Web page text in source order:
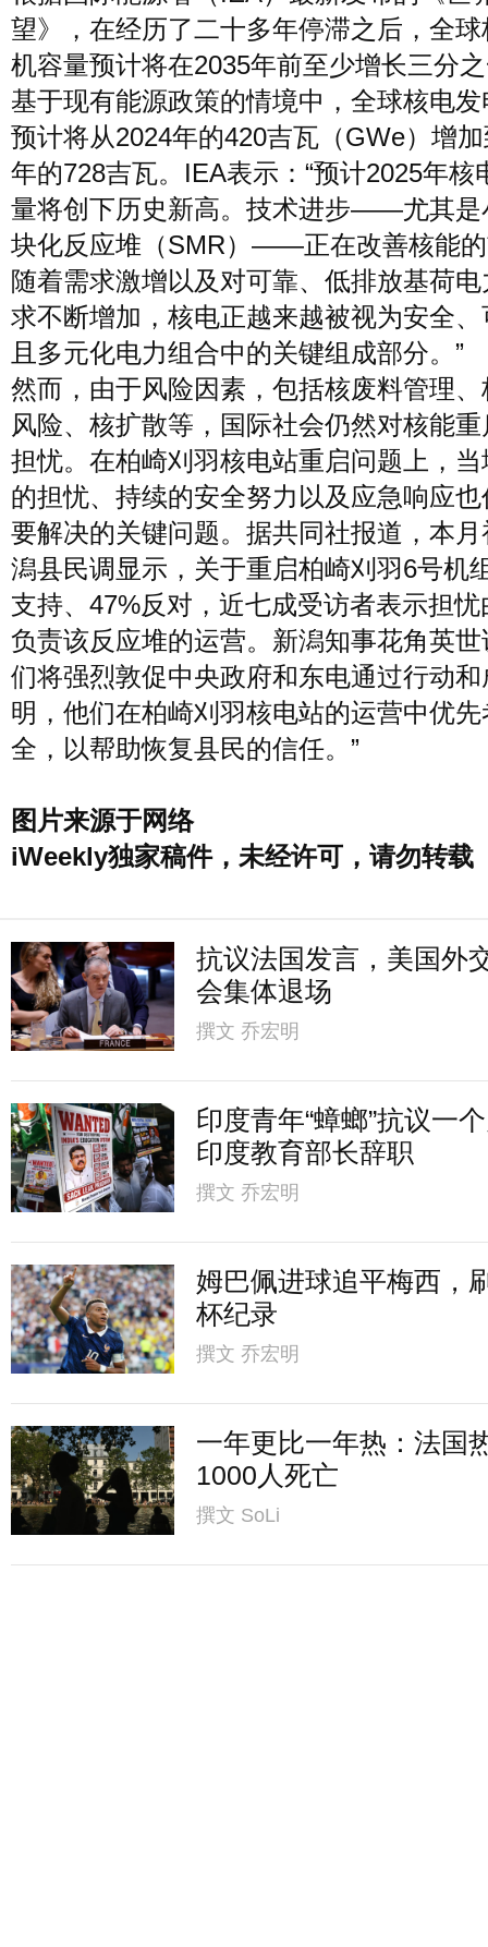
望》，在经历了二十多年停滞之后，全
机容量预计将在2035年前至少增长三分
基于现有能源政策的情境中，全球核电
预计将从2024年的420吉瓦（GWe）增
年的728吉瓦。IEA表示：“预计2025年核
量将创下历史新高。技术进步——尤其是
块化反应堆（SMR）——正在改善核能
随着需求激增以及对可靠、低排放基荷
求不断增加，核电正越来越被视为安全
且多元化电力组合中的关键组成部分。”
然而，由于风险因素，包括核废料管理
风险、核扩散等，国际社会仍然对核能
担忧。在柏崎刈羽核电站重启问题上，
的担忧、持续的安全努力以及应急响应
要解决的关键问题。据共同社报道，本
潟县民调显示，关于重启柏崎刈羽6号机
支持、47%反对，近七成受访者表示担忧
负责该反应堆的运营。新潟知事花角英世
们将强烈敦促中央政府和东电通过行动
明，他们在柏崎刈羽核电站的运营中优
全，以帮助恢复县民的信任。”
图片来源于网络
iWeekly独家稿件，未经许可，请勿转载
抗议法国发言，美国外
会集体退场
撰文 乔宏明
印度青年“蟑螂”抗议一
印度教育部长辞职
撰文 乔宏明
姆巴佩进球追平梅西，
杯纪录
撰文 乔宏明
一年更比一年热：法国
1000人死亡
撰文 SoLi